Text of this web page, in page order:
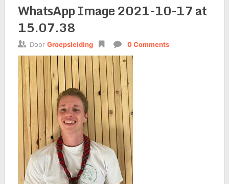
WhatsApp Image 2021-10-17 at
15.07.38
Door Groepsleiding 0 Comments